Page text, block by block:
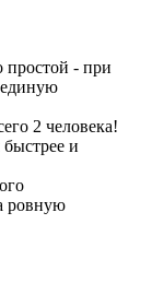
простой - при
2 человека!
и
ровную